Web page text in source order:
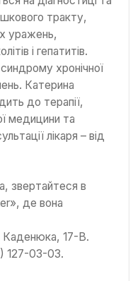
тракту,
уражень,
і гепатитів.
хронічної
Катерина
до терапії,
медицини та
лікаря – від
звертайтеся в
де вона
Каденюка, 17-В.
127-03-03.